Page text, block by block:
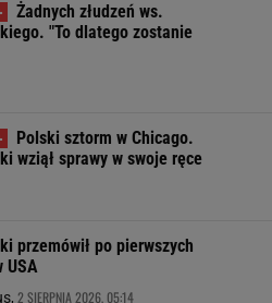
Żadnych złudzeń ws.
"To dlatego zostanie
Polski sztorm w Chicago.
wziął sprawy w swoje ręce
przemówił po pierwszych
USA
2 SIERPNIA 2026, 05:14